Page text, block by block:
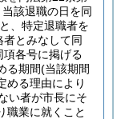
該退職の日を同
、特定退職者を
とみなして同
各号に掲げる
る期間(当該期間
める理由により
い者が市長にそ
職業に就くこと